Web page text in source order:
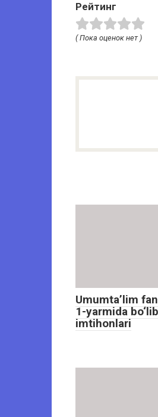
Рейтинг
( Пока оценок нет )
Umumta’lim
1-yarmida
imtihonlari